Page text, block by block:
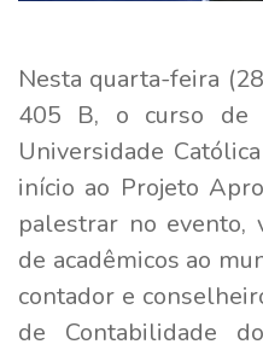
Nesta quarta-feira
405 B, o curso de
Universidade
início ao Projeto
palestrar no evento,
de acadêmicos ao
contador e
de Contabilidade